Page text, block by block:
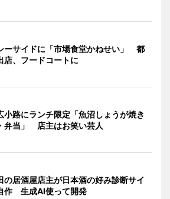
ーサイドに「市場食堂かねせい」 都
店、フードコートに
小路にランチ限定「魚沼しょうが焼き
弁当」 店主はお笑い芸人
の居酒屋店主が日本酒の好み診断サイ
作 生成AI使って開発